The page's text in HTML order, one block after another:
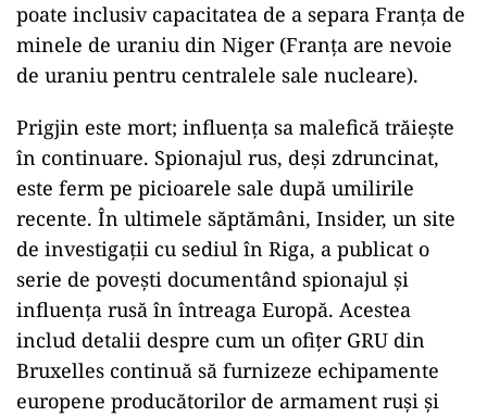
poate inclusiv capacitatea de a separa Franța de
minele de uraniu din Niger (Franța are nevoie
de uraniu pentru centralele sale nucleare).
Prigjin este mort; influența sa malefică trăiește
în continuare. Spionajul rus, deși zdruncinat,
este ferm pe picioarele sale după umilirile
recente. În ultimele săptămâni, Insider, un site
de investigații cu sediul în Riga, a publicat o
serie de povești documentând spionajul și
influența rusă în întreaga Europă. Acestea
includ detalii despre cum un ofițer GRU din
Bruxelles continuă să furnizeze echipamente
europene producătorilor de armament ruși și